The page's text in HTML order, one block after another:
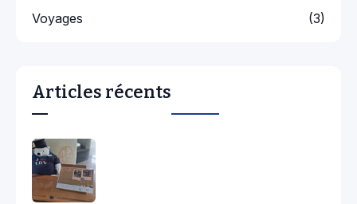
Voyages (3)
Articles récents